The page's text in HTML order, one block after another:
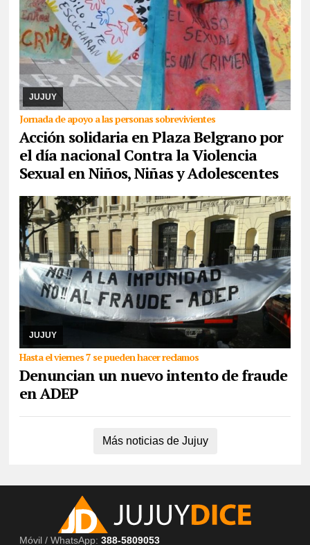
JUJUY
Jornada de apoyo a las personas sobrevivientes
Acción solidaria en Plaza Belgrano por
el día nacional Contra la Violencia
Sexual en Niños, Niñas y Adolescentes
07/08/2026
La actividad se desarrollará este domingo desde las
17. Piden la donación de juguetes, libros que serán entregados a
un comedor comunitario. También ...
JUJUY
Hasta el viernes 7 se pueden hacer reclamos
Denuncian un nuevo intento de fraude
en ADEP
06/08/2026 De cara a las elecciones nacionales de CTERA del 2
de septiembre, integrante de la lista Multicolor sostuvo que hace
días que la Junta Electoral no s ...
Más noticias de Jujuy
Móvil / WhatsApp: 388-5809053